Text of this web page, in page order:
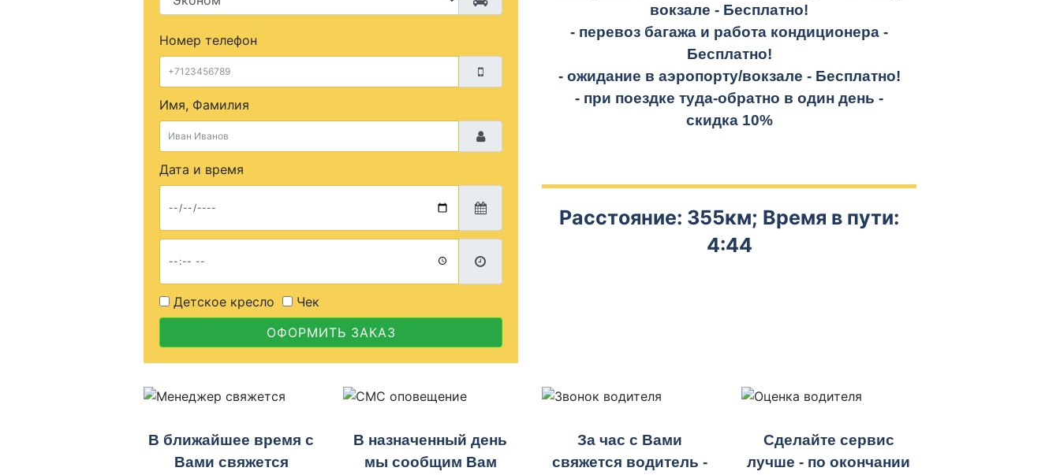
Номер телефон
Имя, Фамилия
Дата и время
Детское кресло
Чек
ОФОРМИТЬ ЗАКАЗ
вокзале - Бесплатно!
- перевоз багажа и работа кондиционера -
Бесплатно!
- ожидание в аэропорту/вокзале - Бесплатно!
- при поездке туда-обратно в один день -
скидка 10%
Расстояние: 355км; Время в пути:
4:44
В ближайшее время с
Вами свяжется
В назначенный день
мы сообщим Вам
За час с Вами
свяжется водитель -
Сделайте сервис
лучше - по окончании